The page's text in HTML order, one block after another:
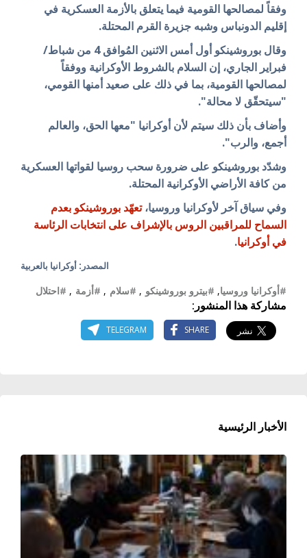
وفقاً لمصالحها القومية فيما يتعلق بالأزمة العسكرية في
إقليم الدونباس وشبه جزيرة القرم المحتلة.
وقال بوروشينكو أول أمس الاثنين المُوافق 4 من شباط/
فبراير الجاري، إن السلام بالشروط الأوكرانية ووفقاً
لمصالحها القومية، بما في ذلك على صعيد أمنها القومي،
"سيتحقّق لا محالة".
وأضاف بأن ذلك سيتم لأن أوكرانيا "معها الحق، والعالم
أجمع، والرب".
وشدّد بوروشينكو على ضرورة سحب روسيا لقواتها العسكرية
من كافة الأراضي الأوكرانية المحتلة.
وفي سياق آخر لأوكرانيا وروسيا،تعهّد بوروشينكو بعدم
السماح للمراقبين الروس بالإشراف على انتخابات الرئاسة
في أوكرانيا.
المصدر: أوكرانيا بالعربية
#أوكرانيا وروسيا, #بيترو بوروشينكو , #سلام , #أزمة , #احتلال
مشاركة هذا المنشور:
SHARE
TELEGRAM
الأخبار الرئيسية